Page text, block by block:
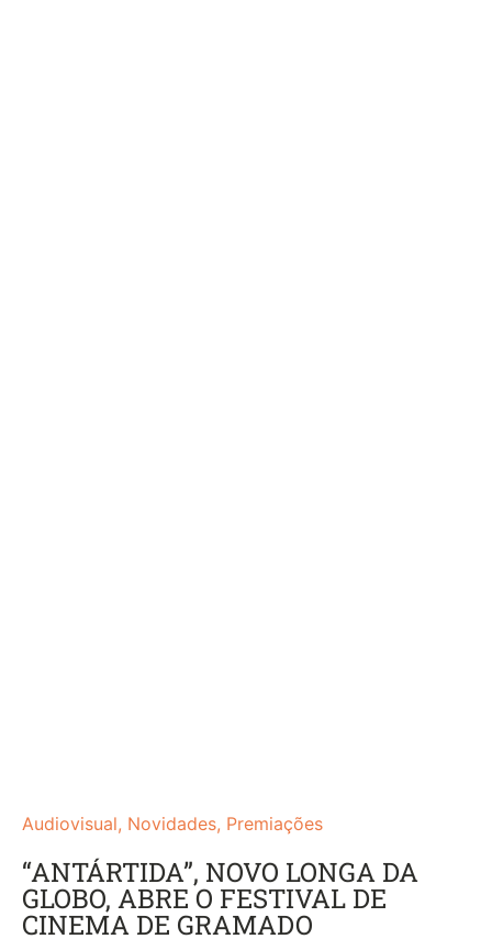
Audiovisual, Novidades, Premiações
“ANTÁRTIDA”, NOVO LONGA DA
GLOBO, ABRE O FESTIVAL DE
CINEMA DE GRAMADO